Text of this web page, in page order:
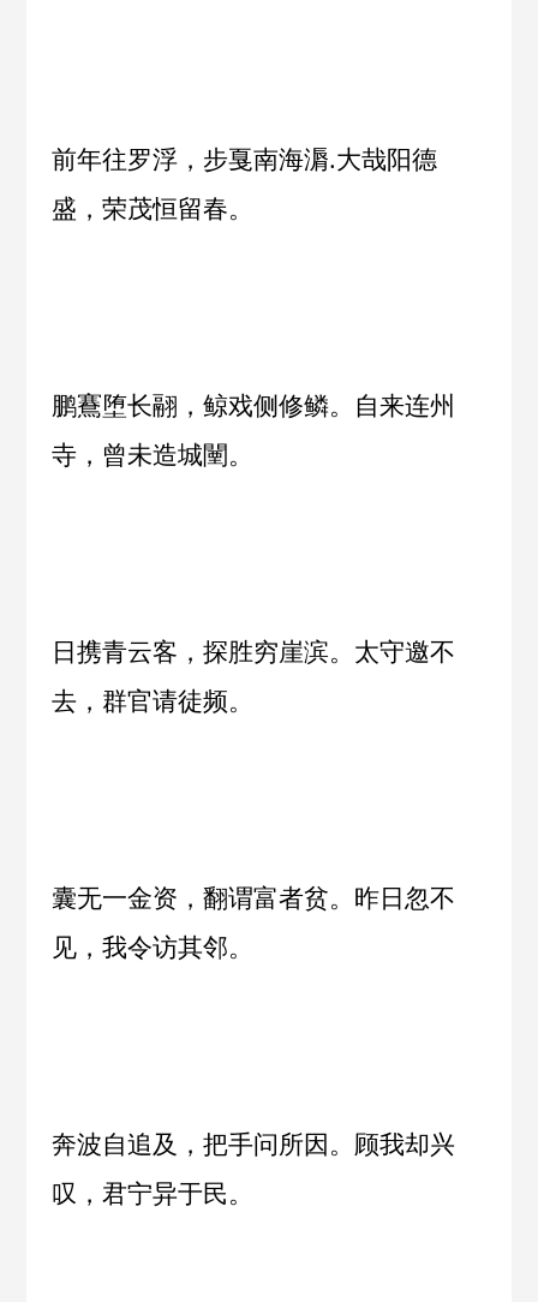
前年往罗浮，步戛南海漘.大哉阳德
盛，荣茂恒留春。
鹏鶱堕长翮，鲸戏侧修鳞。自来连州
寺，曾未造城闉。
日携青云客，探胜穷崖滨。太守邀不
去，群官请徒频。
囊无一金资，翻谓富者贫。昨日忽不
见，我令访其邻。
奔波自追及，把手问所因。顾我却兴
叹，君宁异于民。